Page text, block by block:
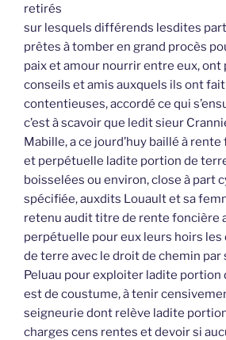
retirés
sur lesquels différends lesdites
prêtes à tomber en grand procès
paix et amour nourrir entre eux, ont
conseils et amis auxquels ils ont
contentieuses, accordé ce qui
c’est à scavoir que ledit sieur
Mabille, a ce jourd’huy baillé à
et perpétuelle ladite portion de
boisselées ou environ, close à part
spécifiée, auxdits Louault et sa
retenu audit titre de rente foncière
perpétuelle pour eux leurs hoirs les
de terre avec le droit de chemin par
Peluau pour exploiter ladite portion
est de coustume, à tenir
seigneurie dont relève ladite
charges cens rentes et devoir si